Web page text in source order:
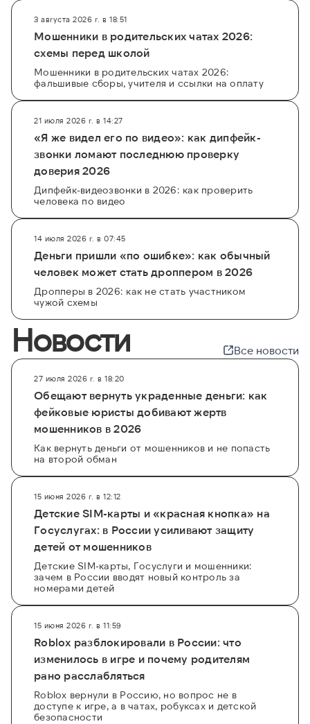
3 августа 2026 г. в 18:51
Мошенники в родительских чатах 2026:
схемы перед школой
Мошенники в родительских чатах 2026:
фальшивые сборы, учителя и ссылки на оплату
21 июля 2026 г. в 14:27
«Я же видел его по видео»: как дипфейк-
звонки ломают последнюю проверку
доверия 2026
Дипфейк-видеозвонки в 2026: как проверить
человека по видео
14 июля 2026 г. в 07:45
Деньги пришли «по ошибке»: как обычный
человек может стать дроппером в 2026
Дропперы в 2026: как не стать участником
чужой схемы
Новости Все новости
27 июля 2026 г. в 18:20
Обещают вернуть украденные деньги: как
фейковые юристы добивают жертв
мошенников в 2026
Как вернуть деньги от мошенников и не попасть
на второй обман
15 июня 2026 г. в 12:12
Детские SIM-карты и «красная кнопка» на
Госуслугах: в России усиливают защиту
детей от мошенников
Детские SIM-карты, Госуслуги и мошенники:
зачем в России вводят новый контроль за
номерами детей
15 июня 2026 г. в 11:59
Roblox разблокировали в России: что
изменилось в игре и почему родителям
рано расслабляться
Roblox вернули в Россию, но вопрос не в
доступе к игре, а в чатах, робуксах и детской
безопасности